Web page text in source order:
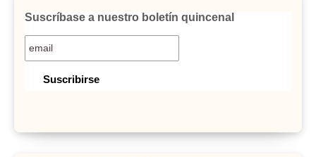
Suscríbase a nuestro boletín quincenal